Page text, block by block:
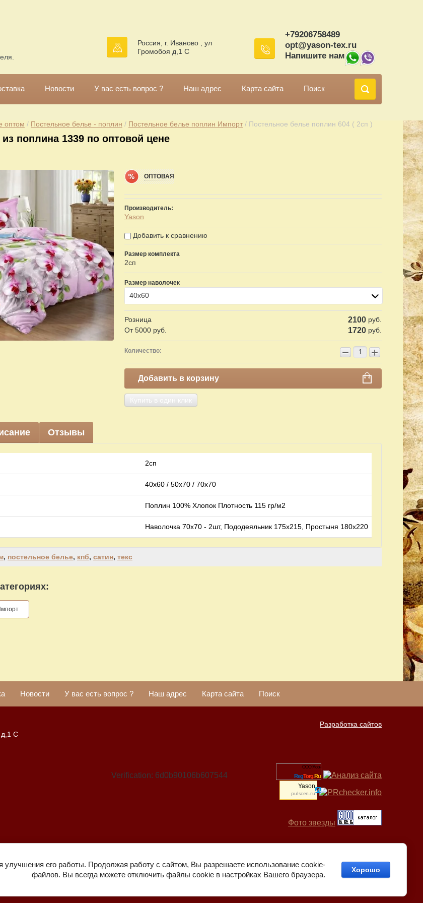
+79206758489
opt@yason-tex.ru
Напишите нам
Россия, г. Иваново , ул
Громобоя д,1 С
Новости У вас есть вопрос ? Наш адрес Карта сайта Поиск
оптом / Постельное белье - поплин / Постельное белье поплин Импорт / Постельное белье поплин 604 ( 2сп )
поплина 1339 по оптовой цене
ОПТОВАЯ
Производитель:
Yason
Добавить к сравнению
Размер комплекта
2сп
Размер наволочек
40х60
Розница 2100 руб.
От 5000 руб.
1720 руб.
Количество: − +
Добавить в корзину
Отзывы
2сп
40х60 / 50х70 / 70х70
Поплин 100% Хлопок Плотность 115 гр/м2
Наволочка 70х70 - 2шт, Пододеяльник 175х215, Простыня 180х220
, постельное белье, кпб, сатин, текс
Новости У вас есть вопрос ? Наш адрес Карта сайта Поиск
д,1 С
Разработка сайтов
Verification: 6d0b90106b607544
улучшения его работы. Продолжая работу с сайтом, Вы разрешаете использование cookie-
файлов. Вы всегда можете отключить файлы cookie в настройках Вашего браузера.
Хорошо
ООО Ясон
RegTorg.Ru
Yason
pulscen.ru
Фото звезды